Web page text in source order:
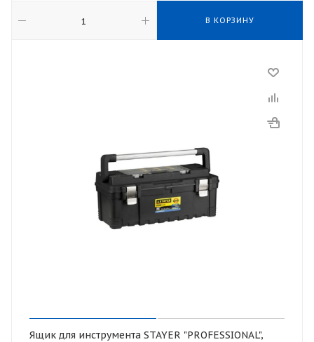
В КОРЗИНУ
Ящик для инструмента STAYER "PROFESSIONAL",